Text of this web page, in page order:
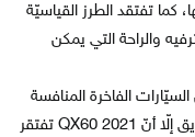
كما تفتقد الطرز القياسيّة
والراحة التي يمكن
الفاخرة المنافسة
على توفير أداء رياضيّ متميّز على الطريق إلّا أنّ QX60 2021 تفتقر